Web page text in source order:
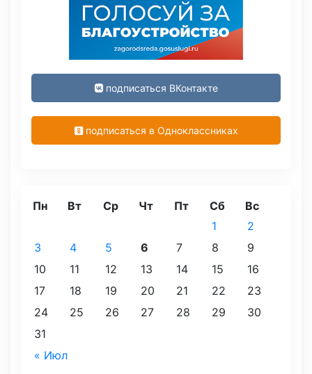
подписаться ВКонтакте
подписаться в Одноклассниках
Пн Вт Ср Чт Пт Сб Вс
« Июл
1
2
3
4 5 6 7 8
9
10
11 12 13 14 15
16
17
18 19 20 21 22
23
24
25 26 27 28 29
30
31